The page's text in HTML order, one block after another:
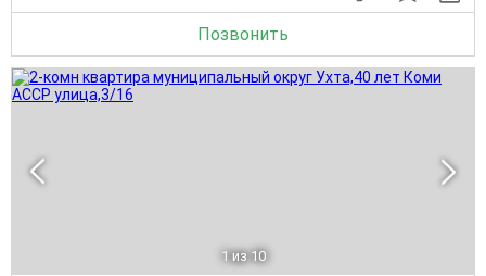
Позвонить
1 из 10